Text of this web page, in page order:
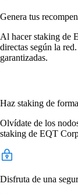
Genera tus
Al hacer staking de
directas según la
garantizadas.
Haz staking de
Olvídate de los
staking de EQT
Disfruta de una